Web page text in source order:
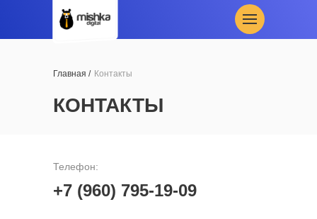
КОНТАКТЫ
Контакты
Главная /
Телефон:
+7 (960) 795-19-09